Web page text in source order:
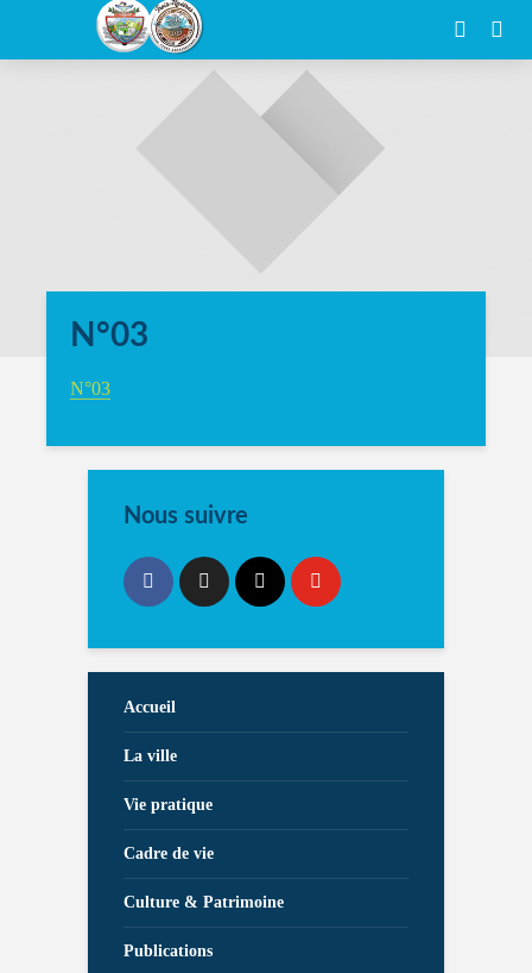
N°03
N°03
Nous suivre
Accueil
La ville
Vie pratique
Cadre de vie
Culture & Patrimoine
Publications